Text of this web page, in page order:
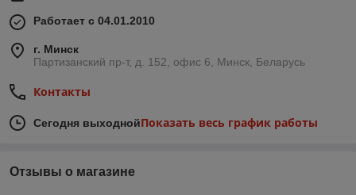
Работает с 04.01.2010
г. Минск
Партизанский пр-т, д. 152, офис 6, Минск, Беларусь
Контакты
Сегодня выходнойПоказать весь график работы
Отзывы о магазине